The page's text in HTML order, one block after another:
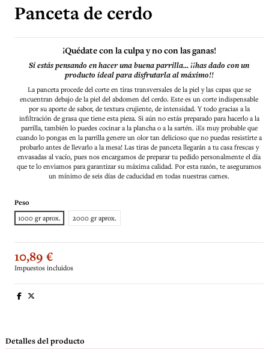
Panceta de cerdo
¡Quédate con la culpa y no con las ganas!
Si estás pensando en hacer una buena parrilla... ¡¡has dado con un
producto ideal para disfrutarla al máximo!!
La panceta procede del corte en tiras transversales de la piel y las capas que se
encuentran debajo de la piel del abdomen del cerdo. Este es un corte indispensable
por su aporte de sabor, de textura crujiente, de intensidad. Y todo gracias a la
infiltración de grasa que tiene esta pieza. Si aún no estás preparado para hacerlo a la
parrilla, también lo puedes cocinar a la plancha o a la sartén. ¡Es muy probable que
cuando lo pongas en la parrilla genere un olor tan delicioso que no puedas resistirte a
probarlo antes de llevarlo a la mesa! Las tiras de panceta llegarán a tu casa frescas y
envasadas al vacío, pues nos encargamos de preparar tu pedido personalmente el día
que te lo enviamos para garantizar su máxima calidad. Por esta razón, te aseguramos
un mínimo de seis días de caducidad en todas nuestras carnes.
Peso
1000 gr aprox.
2000 gr aprox.
10,89 €
Impuestos incluidos
Detalles del producto